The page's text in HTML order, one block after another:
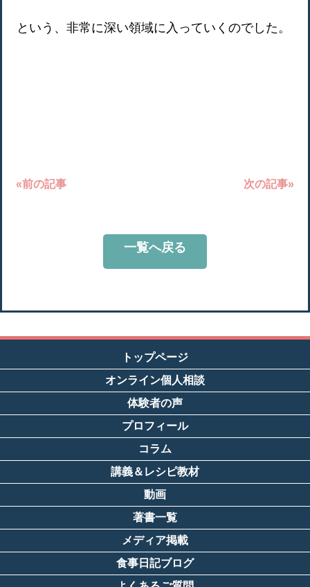
という、非常に深い領域に入っていくのでした。
«前の記事 次の記事»
一覧へ戻る
トップページ
オンライン個人相談
体験者の声
プロフィール
コラム
講義＆レシピ教材
動画
著書一覧
メディア掲載
食事日記ブログ